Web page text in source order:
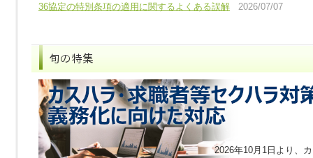
36協定の特別条項の適用に関するよくある誤解
2026/07/07
2026年10月1日より、